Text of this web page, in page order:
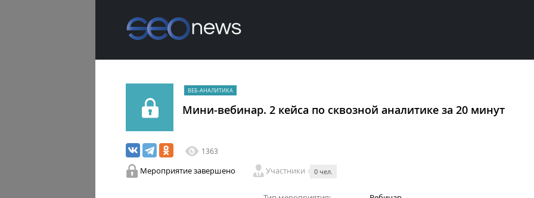
ВЕБ-АНАЛИТИКА
Мини-вебинар. 2 кейса по сквозной аналитике за 20 минут
1363
Мероприятие завершено Участники 0 чел.